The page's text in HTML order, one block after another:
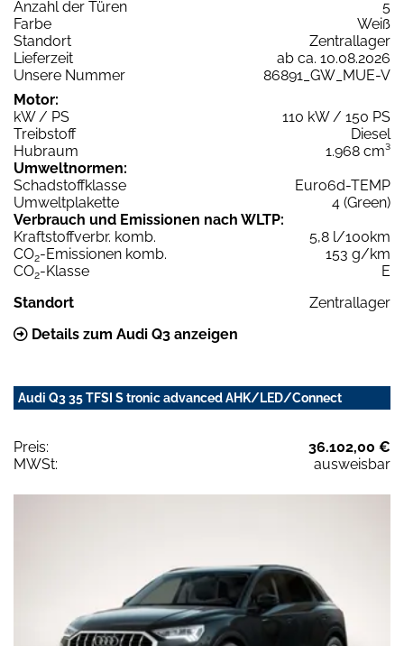
Anzahl der Türen
5
Farbe
Weiß
Standort
Zentrallager
Lieferzeit
ab ca. 10.08.2026
Unsere Nummer
86891_GW_MUE-V
Motor:
kW / PS
110 kW / 150 PS
Treibstoff
Diesel
Hubraum
1.968 cm³
Umweltnormen:
Schadstoffklasse
Euro6d-TEMP
Umweltplakette
4 (Green)
Verbrauch und Emissionen nach WLTP:
Kraftstoffverbr. komb.
5,8 l/100km
CO2-Emissionen komb.
153 g/km
CO2-Klasse
E
Standort
Zentrallager
Details zum Audi Q3 anzeigen
Audi Q3 35 TFSI S tronic advanced AHK/LED/Connect
Preis:
36.102,00 €
MWSt:
ausweisbar